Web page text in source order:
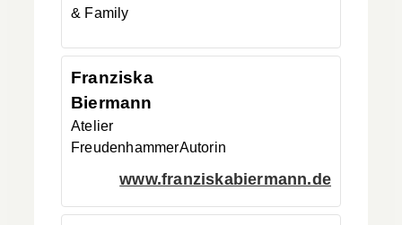
& Family
Franziska
Biermann
Atelier
FreudenhammerAutorin
www.franziskabiermann.de